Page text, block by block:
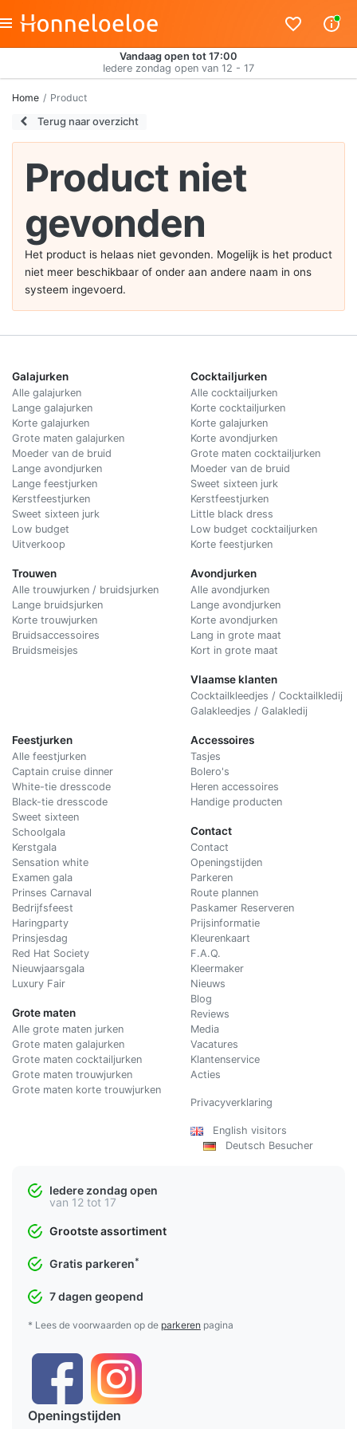
Vandaag open tot 17:00
Iedere zondag open van 12 - 17
Home Product
Terug naar overzicht
Product niet
gevonden
Het product is helaas niet gevonden. Mogelijk is het product
niet meer beschikbaar of onder aan andere naam in ons
systeem ingevoerd.
Galajurken
Alle galajurken
Lange galajurken
Korte galajurken
Grote maten galajurken
Moeder van de bruid
Lange avondjurken
Lange feestjurken
Kerstfeestjurken
Sweet sixteen jurk
Low budget
Uitverkoop
Trouwen
Alle trouwjurken / bruidsjurken
Lange bruidsjurken
Korte trouwjurken
Bruidsaccessoires
Bruidsmeisjes
Cocktailjurken
Alle cocktailjurken
Korte cocktailjurken
Korte galajurken
Korte avondjurken
Grote maten cocktailjurken
Moeder van de bruid
Sweet sixteen jurk
Kerstfeestjurken
Little black dress
Low budget cocktailjurken
Korte feestjurken
Avondjurken
Alle avondjurken
Lange avondjurken
Korte avondjurken
Lang in grote maat
Kort in grote maat
Vlaamse klanten
Cocktailkleedjes / Cocktailkledij
Galakleedjes / Galakledij
Feestjurken
Alle feestjurken
Captain cruise dinner
White-tie dresscode
Black-tie dresscode
Sweet sixteen
Schoolgala
Kerstgala
Sensation white
Examen gala
Prinses Carnaval
Bedrijfsfeest
Haringparty
Prinsjesdag
Red Hat Society
Nieuwjaarsgala
Luxury Fair
Grote maten
Alle grote maten jurken
Grote maten galajurken
Grote maten cocktailjurken
Grote maten trouwjurken
Grote maten korte trouwjurken
Accessoires
Tasjes
Bolero's
Heren accessoires
Handige producten
Contact
Contact
Openingstijden
Parkeren
Route plannen
Paskamer Reserveren
Prijsinformatie
Kleurenkaart
F.A.Q.
Kleermaker
Nieuws
Blog
Reviews
Media
Vacatures
Klantenservice
Acties
Privacyverklaring
English visitors
Deutsch Besucher
Iedere zondag open
van 12 tot 17
Grootste assortiment
Gratis parkeren*
7 dagen geopend
* Lees de voorwaarden op de parkeren pagina
Openingstijden